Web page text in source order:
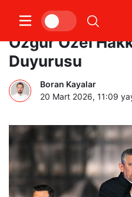
Şehit Yakınları
Özgür Özel
Duyurusu
Boran Kayalar
20 Mart 2026, 11:09